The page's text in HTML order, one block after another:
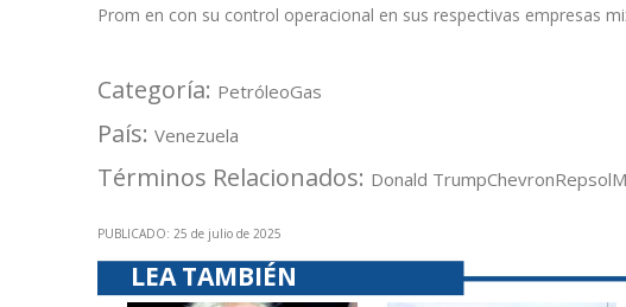
Prom en con su control operacional en sus respectivas empresas
Categoría: PetróleoGas
País: Venezuela
Términos Relacionados: Donald TrumpChevronRepsol
PUBLICADO: 25 de julio de 2025
LEA TAMBIÉN